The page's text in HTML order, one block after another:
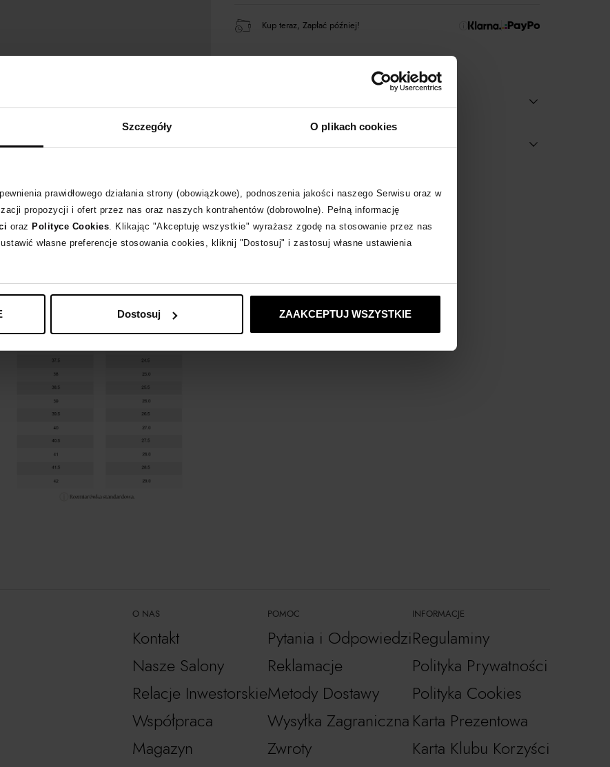
Szczegóły O plikach cookies
prawidłowego działania strony (obowiązkowe), podnoszenia jakości naszego Serwisu oraz w
propozycji i ofert przez nas oraz naszych kontrahentów (dobrowolne). Pełną informację
oraz Polityce Cookies . Klikając "Akceptuję wszystkie" wyrażasz zgodę na stosowanie przez nas
własne preferencje stosowania cookies, kliknij "Dostosuj" i zastosuj własne ustawienia
Dostosuj ZAAKCEPTUJ WSZYSTKIE
Kup teraz, Zapłać później!
CHRISTIAN LOUBOUTINzobacz inne produkty
O NAS
Kontakt
Nasze Salony
Relacje Inwestorskie
Współpraca
Magazyn
POMOC
Pytania i Odpowiedzi
Reklamacje
Metody Dostawy
Wysyłka Zagraniczna
Zwroty
INFORMACJE
Regulaminy
Polityka Prywatności
Polityka Cookies
Karta Prezentowa
Karta Klubu Korzyści